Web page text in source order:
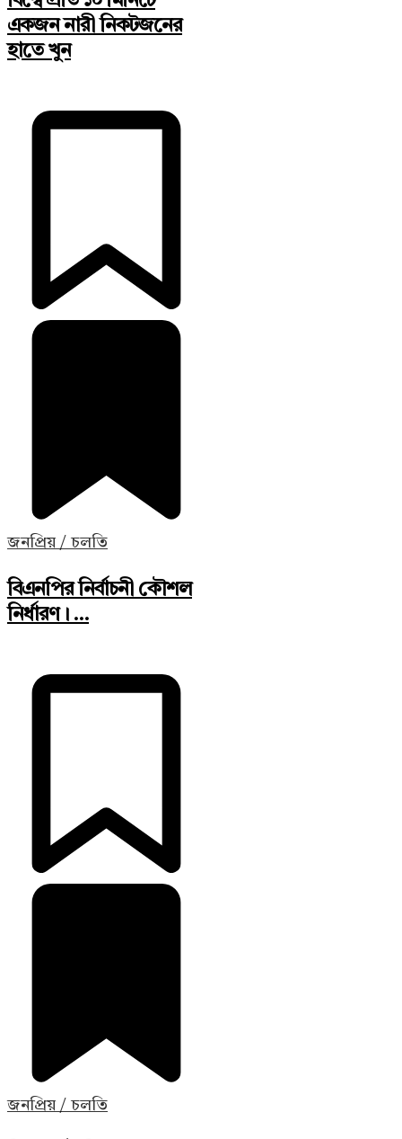
একজন নারী নিকটজনের
হাতে খুন
জনপ্রিয় / চলতি
বিএনপির নির্বাচনী কৌশল
নির্ধারণ। ...
জনপ্রিয় / চলতি